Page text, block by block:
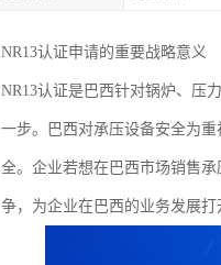
NR13认证申请的重要战略意义
NR13认证是巴西针对锅炉、压
一步。巴西对承压设备安全为
全。企业若想在巴西市场销售
争，为企业在巴西的业务发展打